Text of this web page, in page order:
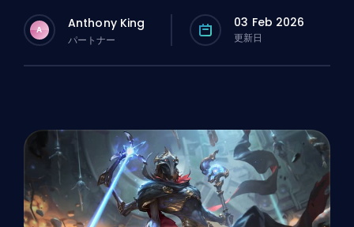
A Anthony King
パートナー
03 Feb 2026
更新日